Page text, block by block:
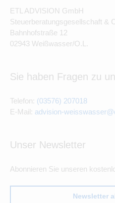
ETL ADVISION GmbH
Steuerberatungsgesellschaft &
Bahnhofstraße 12
02943 Weißwasser/O.L.
Sie haben Fragen zu
Telefon: (03576) 207018
E-Mail: advision-
Unser Newsletter
Abonnieren Sie unseren
Newsletter